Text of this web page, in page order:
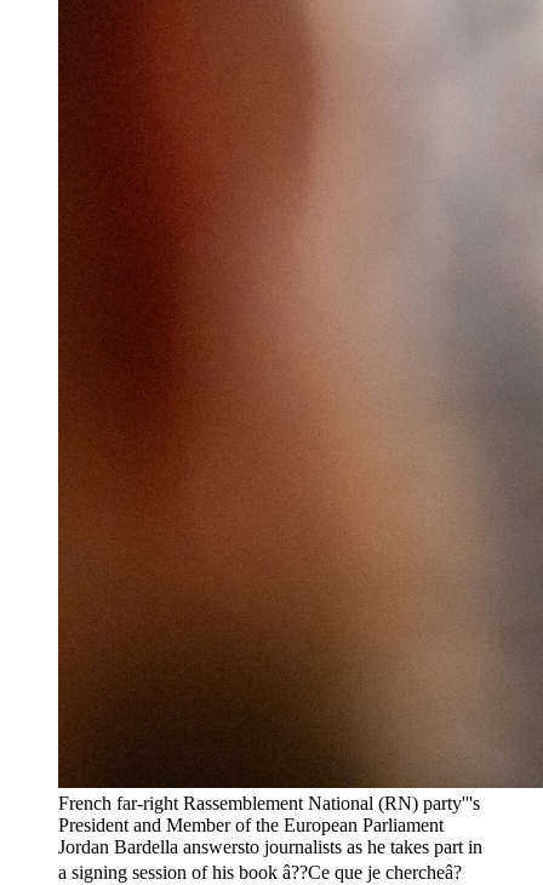
French far-right Rassemblement National (RN) party'''s
President and Member of the European Parliament
Jordan Bardella answersto journalists as he takes part in
a signing session of his book â??Ce que je chercheâ?